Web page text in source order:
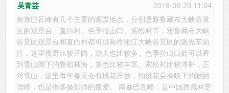
吴青芸
2018-06-20 11:04
南迦巴瓦峰有几个主要的观赏地点，分别是雅鲁藏布大峡谷景
区的观景台、直白村、色季拉山口、索松村等，雅鲁藏布大峡
谷景区观景台和直白村都可以称作雅江大峡谷景区的观光车前
往，这里视野比较开阔，游人也比较多。色季拉山口处可以看
到雪山脚下的鲁朗林海，景色比较丰富。索松村比较淳朴，正
对雪山，这里每年春天会有桃花开放，拍摄花朵掩映下的皑皑
雪峰，也是很多摄影师的最爱。 南迦巴瓦峰，是中国西藏林芝